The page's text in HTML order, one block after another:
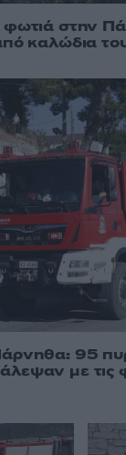
στην
καλώδια
95
με τις